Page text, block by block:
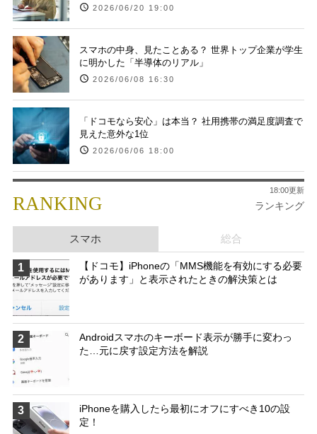
2026/06/20 19:00
スマホの中身、見たことある？ 世界トップ企業が学生
に明かした「半導体のリアル」
2026/06/08 16:30
「ドコモなら安心」は本当？ 社用携帯の満足度調査で
見えた意外な1位
2026/06/06 18:00
RANKING ランキング
18:00更新
スマホ 総合
1
【ドコモ】iPhoneの「MMS機能を有効にする必要
があります」と表示されたときの解決策とは
2
Androidスマホのキーボード表示が勝手に変わっ
た…元に戻す設定方法を解説
3
iPhoneを購入したら最初にオフにすべき10の設
定！